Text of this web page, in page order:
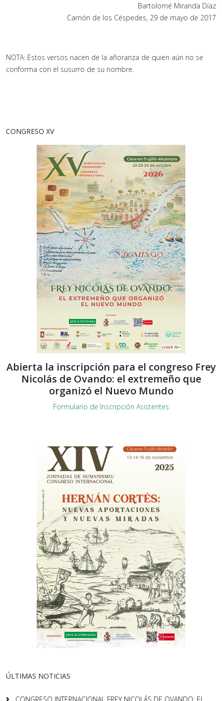
Bartolomé Miranda Díaz
Carrión de los Céspedes, 29 de mayo de 2017
NOTA: Estos versos nacen de la añoranza de quien aún no se
conforma con el susurro de su nombre.
CONGRESO XV
Abierta la inscripción para el congreso Frey
Nicolás de Ovando: el extremeño que
organizó el Nuevo Mundo
Formulario de Inscripción Asistentes
ÚLTIMAS NOTICIAS